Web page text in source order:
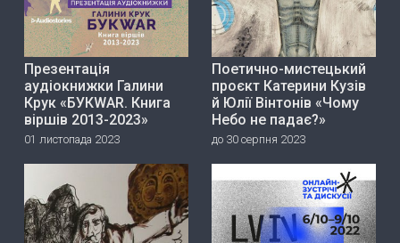
Презентація
аудіокнижки Галини
Крук «БУКWAR. Книга
віршів 2013-2023»
01 листопада 2023
Поетично-мистецький
проєкт Катерини Кузів
й Юлії Вінтонів «Чому
Небо не падає?»
до 30 серпня 2023